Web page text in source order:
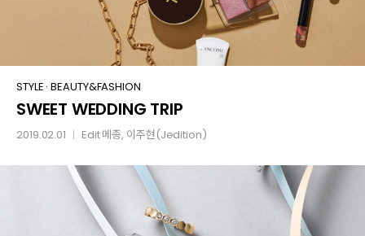
SWEET
WEDDING
TRIP
STYLE ·BEAUTY&FASHION
SWEET WEDDING TRIP
2019.02.01 Edit메종, 이주현(Jedition)